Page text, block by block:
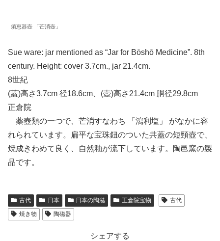
須恵器壺 「芒消壺」
Sue ware: jar mentioned as “Jar for Bōshō Medicine”. 8th
century. Height: cover 3.7cm., jar 21.4cm.
8世紀
(蓋)高さ3.7cm 径18.6cm、(壺)高さ21.4cm 胴径29.8cm
正倉院
薬壺類の一つで、芒消すなわち 「瀉利塩」 がなかに容
れられています。扁平な宝珠鈕のついた共蓋の短頸壺で、
焼成きわめて良く、自然釉が流下しています。陶邑窯の製
品です。
古代 日本 日本の陶滋 正倉院宝物
古代
焼き物
陶磁器
シェアする